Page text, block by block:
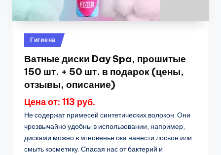
Опубликовано
в
Гигиена
Ватные диски Day Spa, прошитые
150 шт. + 50 шт. в подарок (цены,
отзывы, описание)
Цена от: 113 руб.
Не содержат примесей синтетических волокон. Они
чрезвычайно удобны в использовании, например,
дисками можно в мгновенье ока нанести лосьон или
смыть косметику. Спасая нас от бактерий и